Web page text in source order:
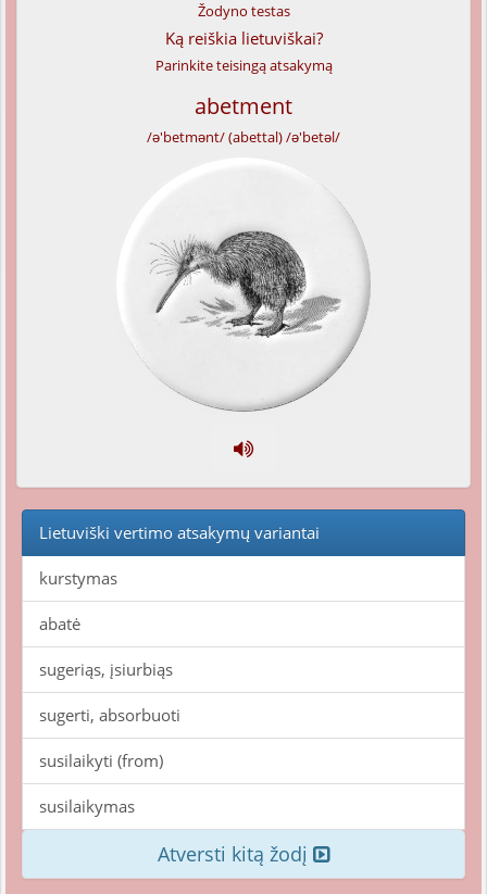
Žodyno testas
Ką reiškia lietuviškai?
Parinkite teisingą atsakymą
abetment
/ə'betmənt/ (abettal) /ə'betəl/
Lietuviški vertimo atsakymų variantai
kurstymas
abatė
sugeriąs, įsiurbiąs
sugerti, absorbuoti
susilaikyti (from)
susilaikymas
Atversti kitą žodį